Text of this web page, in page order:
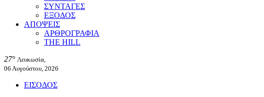
ΣΥΝΤΑΓΕΣ
ΕΞΟΔΟΣ
ΑΠΟΨΕΙΣ
ΑΡΘΡΟΓΡΑΦΙΑ
THE HILL
27° Λευκωσία,
06 Αυγούστου, 2026
ΕΙΣΟΔΟΣ